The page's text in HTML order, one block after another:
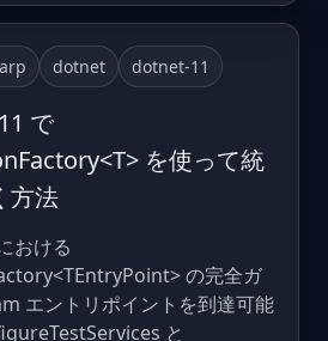
dotnet dotnet-11
で
を使って統
方法
おける
の完全ガ
エントリポイントを到達可能
と